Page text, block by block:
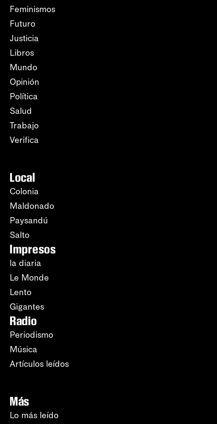
Feminismos
Futuro
Justicia
Libros
Mundo
Opinión
Política
Salud
Trabajo
Verifica
Local
Colonia
Maldonado
Paysandú
Salto
Impresos
la diaria
Le Monde
Lento
Gigantes
Radio
Periodismo
Música
Artículos leídos
Más
Lo más leído